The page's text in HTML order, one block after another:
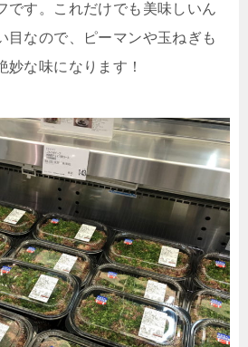
です。これだけでも美味しいん
目なので、ピーマンや玉ねぎも
妙な味になります！